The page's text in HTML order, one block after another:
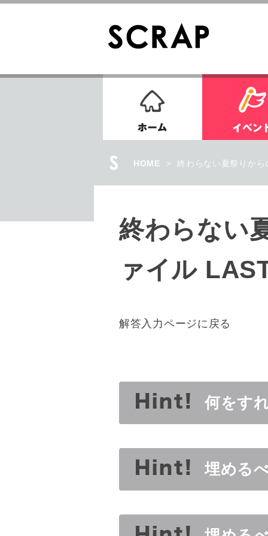
ホーム
HOME > 終わらない夏祭りか
終わらない
ァイル
解答入力ページに戻る
何をす
埋める